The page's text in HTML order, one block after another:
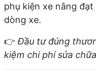
phụ kiện xe nâng
dòng xe.
👉 Đầu tư đúng
kiệm chi phí sửa